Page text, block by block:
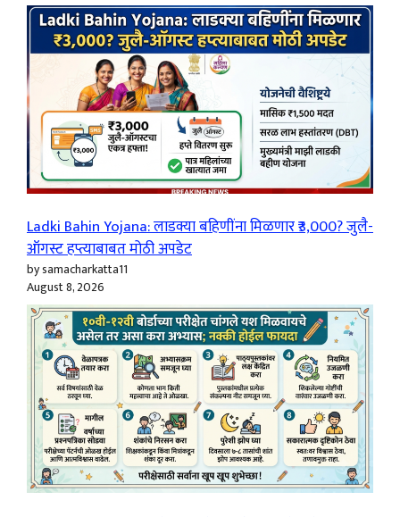
Ladki Bahin Yojana: लाडक्या बहिणींना मिळणार ₹3,000? जुलै-
ऑगस्ट हप्त्याबाबत मोठी अपडेट
by samacharkatta11
August 8, 2026